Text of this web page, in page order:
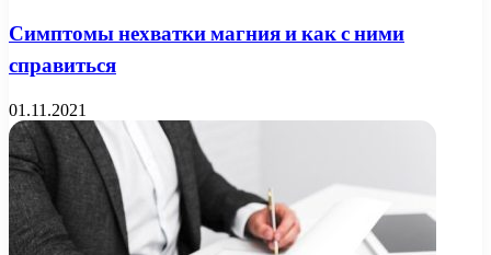
Симптомы нехватки магния и как с ними
справиться
01.11.2021